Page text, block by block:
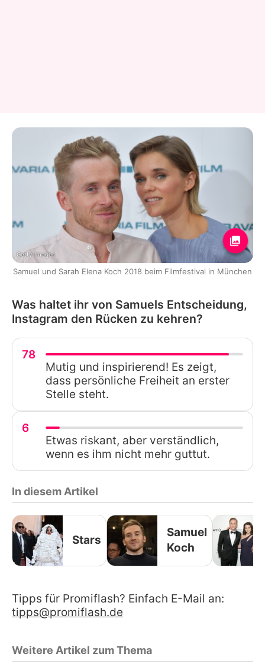
Getty Images
Samuel und Sarah Elena Koch 2018 beim Filmfestival in München
Was haltet ihr von Samuels Entscheidung,
Instagram den Rücken zu kehren?
78
Mutig und inspirierend! Es zeigt,
dass persönliche Freiheit an erster
Stelle steht.
6
Etwas riskant, aber verständlich,
wenn es ihm nicht mehr guttut.
In diesem Artikel
Stars
Samuel
Koch
Tipps für Promiflash? Einfach E-Mail an:
tipps@promiflash.de
Weitere Artikel zum Thema